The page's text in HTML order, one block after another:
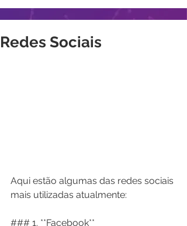
Redes Sociais
Aqui estão algumas das redes sociais
mais utilizadas atualmente:
### 1. **Facebook**